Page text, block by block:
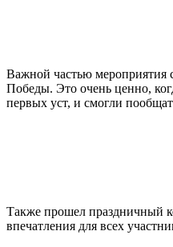
Важной частью мероприятия
Победы. Это очень ценно,
первых уст, и смогли
Также прошел праздничный
впечатления для всех